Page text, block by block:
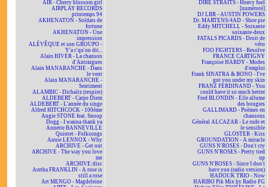
AIR - Cherry blossom girl
AIRPLAY RECORDS
printemps 94
AKHENATON - Soldats de
fortune
AKHENATON - Une
impression
ALÉVÊQUE et son GROUPO -
Y'a c'qu'on dit...
Alain HIVER - La chanson
d'Antraigues
Alain MANARANCHE - Dans
le vent
Alain MANARANCHE -
Sentiment
ALAMBIC - Dichaïtz (respire)
ALDEBERT - Carpe Diem
ALDEBERT - L'année du singe
Alfred HITCHCOCK - 100ème
Angie STONE feat. Snoop
Dogg - I wanna thank ya
Annette BANNEVILLE
Quintet - Folksongs
Annie LENNOX - Why
ARCHIVE - Get out
ARCHIVE - The way you love
me
ARCHIVE:disc
Aretha FRANKLIN - A rose is
still a rose
Art MENGO - Magdeleine
DIRE STRAITS - Heavy fuel
[numéroté]
DJ LBR - AUSTIN POWERS
Dr. MARTENS/4AD - Shoe pie
Eddy MITCHELL - Soixante
soixante-deux
FATALS PICARDS - Droit de
véto
FOO FIGHTERS - Resolve
FRANCE CARTIGNY
Françoise HARDY - Modes
d'emploi
Frank SINATRA & BONO - I've
got you under my skin
FRANZ FERDINAND - You
could have it so much better
Fred BLONDIN - Elle allume
des bougies
GALLIMARD - Poèmes en
chansons
Général ALCAZAR - Le rude et
le sensible
GLOSTER - Kiss
GROUNDATION - A miracle
GUNS N'ROSES - Don't cry
GUNS N'ROSES - Pretty tied
up
GUNS N'ROSES - Since I don't
have you (radio version)
HADOUK TRIO - Now
HARIBO Pik Mix by Radio FG